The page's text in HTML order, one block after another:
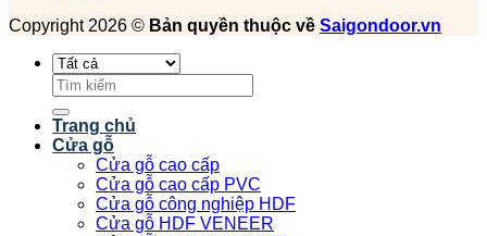
Copyright 2026 © Bản quyền thuộc về Saigondoor.vn
Tìm
kiếm:
Trang chủ
Cửa gỗ
Cửa gỗ cao cấp
Cửa gỗ cao cấp PVC
Cửa gỗ công nghiệp HDF
Cửa gỗ HDF VENEER